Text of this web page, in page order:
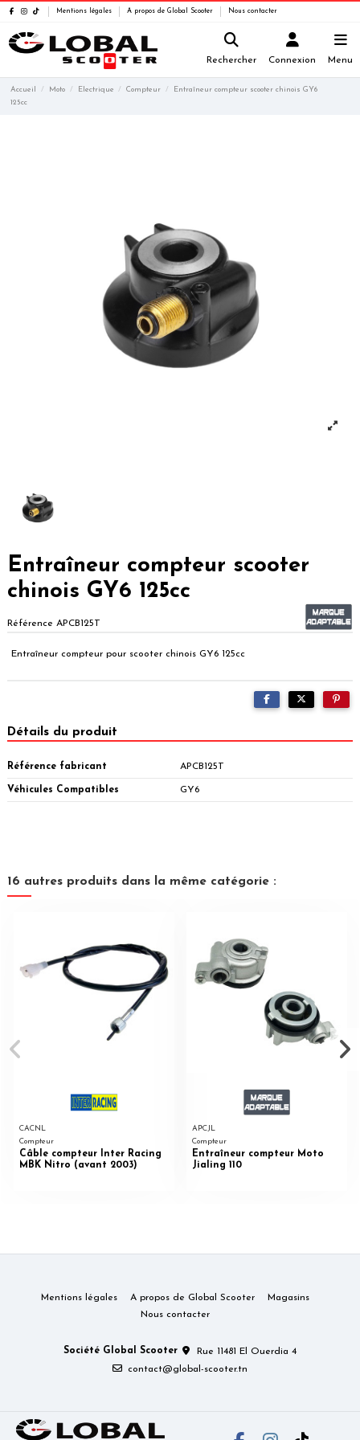
Mentions légales A propos de Global Scooter Nous contacter
Rechercher Connexion Menu
Accueil Moto Electrique Compteur
Entraîneur compteur scooter chinois GY6
125cc
Entraîneur compteur scooter
chinois GY6 125cc
Référence APCB125T
Entraîneur compteur pour scooter chinois GY6 125cc
Détails du produit
Référence fabricant APCB125T
Véhicules Compatibles GY6
16 autres produits dans la même catégorie :
CACNL
Compteur
Câble compteur Inter Racing
MBK Nitro (avant 2003)
APCJL
Compteur
Entraîneur compteur Moto
Jialing 110
Mentions légales A propos de Global Scooter
Magasins
Nous contacter
Société Global Scooter
Rue 11481 El Ouerdia 4
contact@global-scooter.tn